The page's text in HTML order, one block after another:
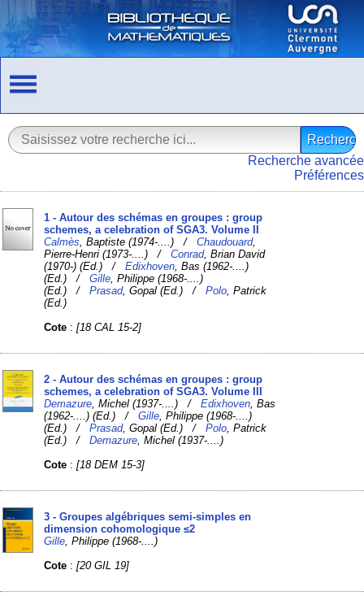
Recherche avancée
Préférences
1 - Autour des schémas en groupes : group
schemes, a celebration of SGA3. Volume II
Calmès , Baptiste (1974-....) /Chaudouard,
Pierre-Henri (1973-....) /Conrad, Brian David
(1970-) (Ed.) /Edixhoven , Bas (1962-....)
(Ed.) /Gille , Philippe (1968-....)
(Ed.) /Prasad, Gopal (Ed.) /Polo , Patrick
(Ed.)
Cote :[18 CAL 15-2]
2 - Autour des schémas en groupes : group
schemes, a celebration of SGA3. Volume III
Demazure , Michel (1937-....) /Edixhoven , Bas
(1962-....) (Ed.) /Gille , Philippe (1968-....)
(Ed.) /Prasad, Gopal (Ed.) /Polo , Patrick
(Ed.) /Demazure , Michel (1937-....)
Cote :[18 DEM 15-3]
3 - Groupes algébriques semi-simples en
dimension cohomologique ≤2
Gille , Philippe (1968-....)
Cote :[20 GIL 19]